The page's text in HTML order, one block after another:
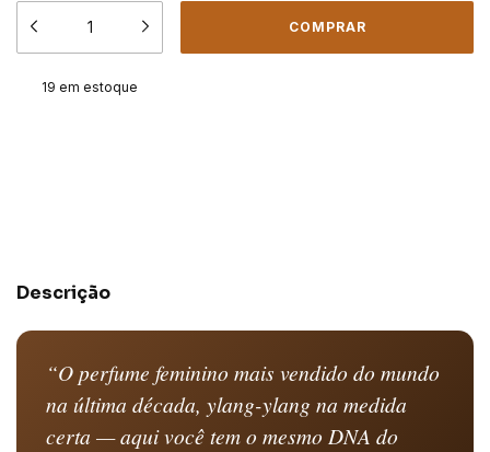
19 em estoque
Descrição
“O perfume feminino mais vendido do mundo
na última década, ylang-ylang na medida
certa — aqui você tem o mesmo DNA do